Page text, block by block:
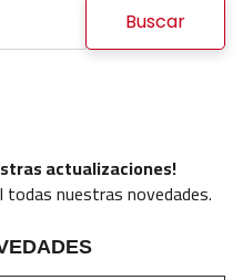
actualizaciones!
nuestras novedades.